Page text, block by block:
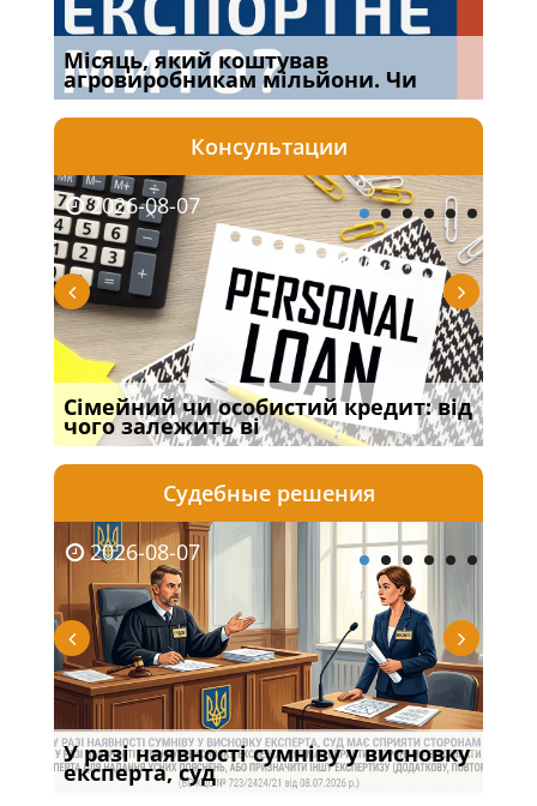
Місяць, який коштував
агровиробникам мільйони. Чи
Консультации
2026-08-07
Сімейний чи особистий кредит: від
чого залежить ві
Судебные решения
2026-08-07
У разі наявності сумніву у висновку
експерта, суд